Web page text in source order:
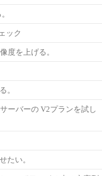
ック
度を上げる。
。
ーバーの V2プランを試し
たい。